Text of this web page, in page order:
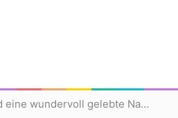
100. Geburtstag und eine wundervoll gelebte Nachbarschaft in Bernau